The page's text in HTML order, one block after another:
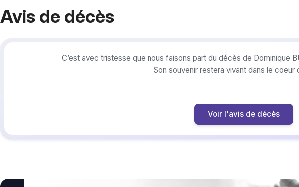
Avis de décès
C’est avec tristesse que nous faisons part du décès de Dominique
Son souvenir restera vivant dans le coeur
Voir l'avis de décès